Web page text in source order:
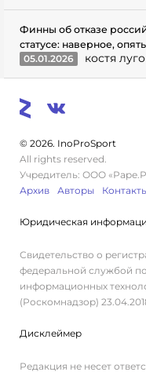
Финны об отказе
статусе: наверное,
05.01.2026
костя
© 2026. InoProSport
All rights reserved.
Учредитель: ООО
Архив
Авторы
Юридическая
Свидетельство о
федеральной службой
информационных
(Роскомнадзор)
Дисклеймер
Редакция не несет